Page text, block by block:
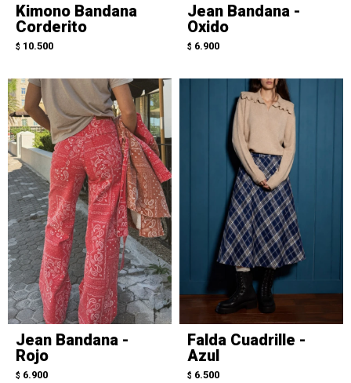
Kimono Bandana
Corderito
$ 10.500
Jean Bandana -
Oxido
$ 6.900
Jean Bandana -
Rojo
$ 6.900
Falda Cuadrille -
Azul
$ 6.500